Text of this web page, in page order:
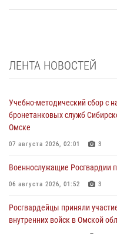
ЛЕНТА НОВОСТЕЙ
Учебно-методический сбор с
бронетанковых служб
Омске
07 августа 2026, 02:01 3
Военнослужащие Росгвардии
06 августа 2026, 01:52 3
Росгвардейцы приняли
внутренних войск в Омской